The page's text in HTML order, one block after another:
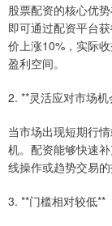
股票配资的核心优
即可通过配资平台
价上涨10%，实际
盈利空间。
2. **灵活应对市场机
当市场出现短期行
机。配资能够快速
线操作或趋势交易的
3. **门槛相对较低**